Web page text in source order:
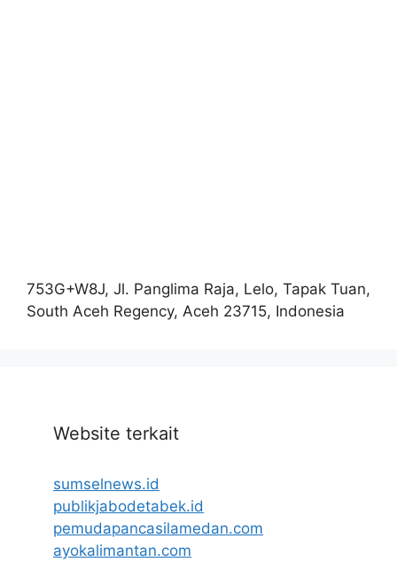
753G+W8J, Jl. Panglima Raja, Lelo, Tapak Tuan,
South Aceh Regency, Aceh 23715, Indonesia
Website terkait
sumselnews.id
publikjabodetabek.id
pemudapancasilamedan.com
ayokalimantan.com